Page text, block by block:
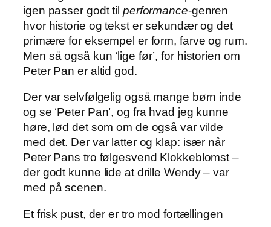
igen passer godt til performance-genren
hvor historie og tekst er sekundær og det
primære for eksempel er form, farve og rum.
Men så også kun ‘lige før’, for historien om
Peter Pan er altid god.
Der var selvfølgelig også mange børn inde
og se ‘Peter Pan’, og fra hvad jeg kunne
høre, lød det som om de også var vilde
med det. Der var latter og klap: især når
Peter Pans tro følgesvend Klokkeblomst –
der godt kunne lide at drille Wendy – var
med på scenen.
Et frisk pust, der er tro mod fortællingen